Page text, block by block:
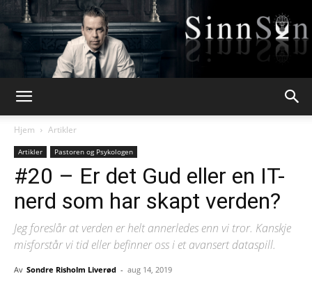
Hjem
Artikler
Artikler Pastoren og Psykologen
#20 – Er det Gud eller en IT-
nerd som har skapt verden?
Jeg foreslår at verden er helt annerledes enn vi tror. Kanskje
misforstår vi tid eller befinner oss i et avansert dataspill.
Av Sondre Risholm Liverød - aug 14, 2019